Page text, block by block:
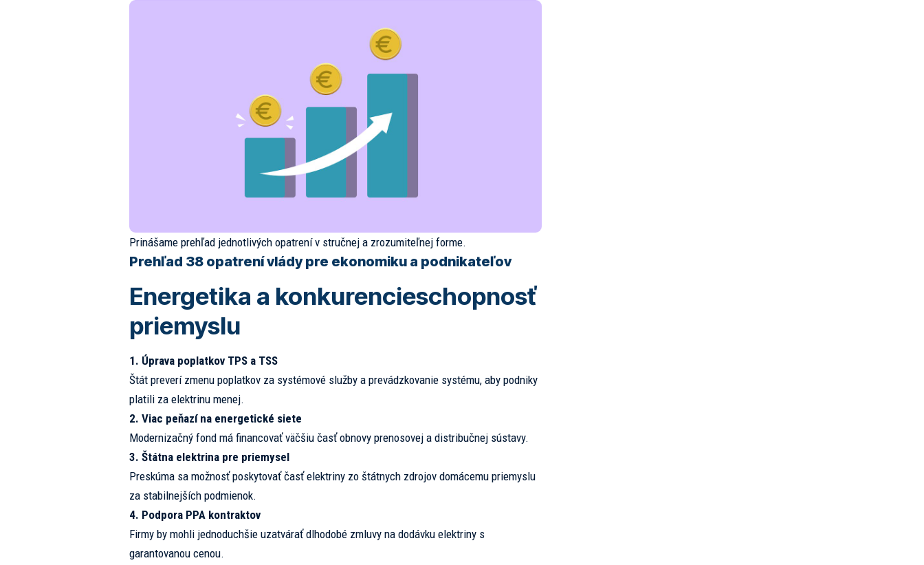
Prinášame prehľad jednotlivých opatrení v stručnej a zrozumiteľnej forme.
Prehľad 38 opatrení vlády pre ekonomiku a podnikateľov
Energetika a konkurencieschopnosť
priemyslu
1. Úprava poplatkov TPS a TSS
Štát preverí zmenu poplatkov za systémové služby a prevádzkovanie systému, aby podniky
platili za elektrinu menej.
2. Viac peňazí na energetické siete
Modernizačný fond má financovať väčšiu časť obnovy prenosovej a distribučnej sústavy.
3. Štátna elektrina pre priemysel
Preskúma sa možnosť poskytovať časť elektriny zo štátnych zdrojov domácemu priemyslu
za stabilnejších podmienok.
4. Podpora PPA kontraktov
Firmy by mohli jednoduchšie uzatvárať dlhodobé zmluvy na dodávku elektriny s
garantovanou cenou.